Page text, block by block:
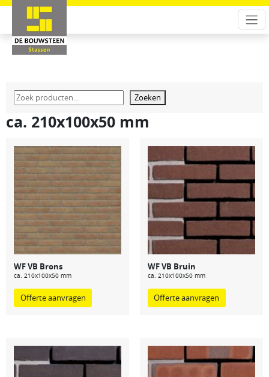
Zoeken
ca. 210x100x50 mm
WF VB Brons
ca. 210x100x50 mm
Offerte aanvragen
WF VB Bruin
ca. 210x100x50 mm
Offerte aanvragen